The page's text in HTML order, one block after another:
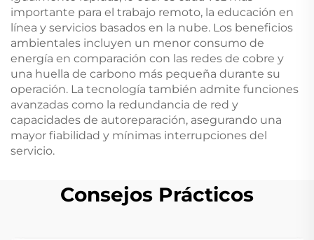
importante para el trabajo remoto, la educación en
línea y servicios basados en la nube. Los beneficios
ambientales incluyen un menor consumo de
energía en comparación con las redes de cobre y
una huella de carbono más pequeña durante su
operación. La tecnología también admite funciones
avanzadas como la redundancia de red y
capacidades de autoreparación, asegurando una
mayor fiabilidad y mínimas interrupciones del
servicio.
Consejos Prácticos